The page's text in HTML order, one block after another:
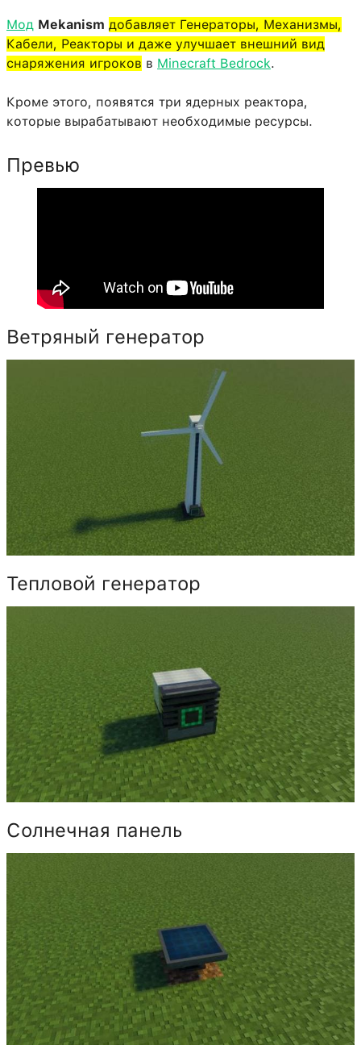
Мод Mekanism добавляет Генераторы, Механизмы,
Кабели, Реакторы и даже улучшает внешний вид
снаряжения игроков в Minecraft Bedrock.
Кроме этого, появятся три ядерных реактора,
которые вырабатывают необходимые ресурсы.
Превью
Ветряный генератор
Тепловой генератор
Солнечная панель